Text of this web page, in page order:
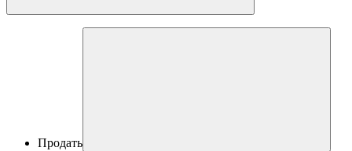
Продать